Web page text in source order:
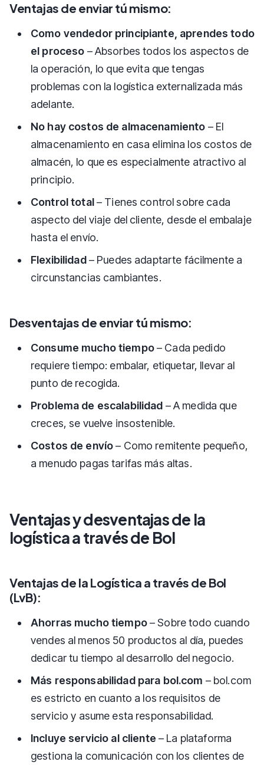
Ventajas de enviar tú mismo:
Como vendedor principiante, aprendes todo
el proceso – Absorbes todos los aspectos de
la operación, lo que evita que tengas
problemas con la logística externalizada más
adelante.
No hay costos de almacenamiento – El
almacenamiento en casa elimina los costos de
almacén, lo que es especialmente atractivo al
principio.
Control total– Tienes control sobre cada
aspecto del viaje del cliente, desde el embalaje
hasta el envío.
Flexibilidad– Puedes adaptarte fácilmente a
circunstancias cambiantes.
Desventajas de enviar tú mismo:
Consume mucho tiempo– Cada pedido
requiere tiempo: embalar, etiquetar, llevar al
punto de recogida.
Problema de escalabilidad – A medida que
creces, se vuelve insostenible.
Costos de envío– Como remitente pequeño,
a menudo pagas tarifas más altas.
Ventajas y desventajas de la
logística a través de Bol
Ventajas de la Logística a través de Bol
(LvB):
Ahorras mucho tiempo– Sobre todo cuando
vendes al menos 50 productos al día, puedes
dedicar tu tiempo al desarrollo del negocio.
Más responsabilidad para bol.com – bol.com
es estricto en cuanto a los requisitos de
servicio y asume esta responsabilidad.
Incluye servicio al cliente – La plataforma
gestiona la comunicación con los clientes de